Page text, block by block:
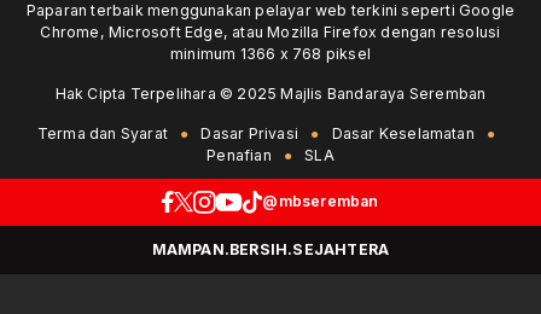
Paparan terbaik menggunakan pelayar web terkini seperti Google
Chrome, Microsoft Edge, atau Mozilla Firefox dengan resolusi
minimum 1366 x 768 piksel
Hak Cipta Terpelihara © 2025 Majlis Bandaraya Seremban
Terma dan Syarat Dasar Privasi
Dasar Keselamatan
Penafian
SLA
@mbseremban
MAMPAN.BERSIH.SEJAHTERA